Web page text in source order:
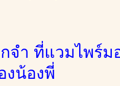
จำ ที่แวมไพร์ม
งน้องพี่